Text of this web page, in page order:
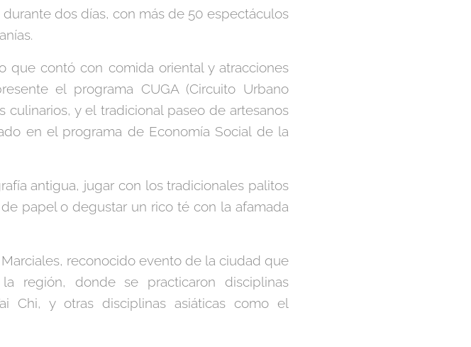
dos días, con más de 50 espectáculos
que contó con comida oriental y atracciones
el programa CUGA (Circuito Urbano
y el tradicional paseo de artesanos
en el programa de Economía Social de la
antigua, jugar con los tradicionales palitos
papel o degustar un rico té con la afamada
reconocido evento de la ciudad que
región, donde se practicaron disciplinas
Chi, y otras disciplinas asiáticas como el